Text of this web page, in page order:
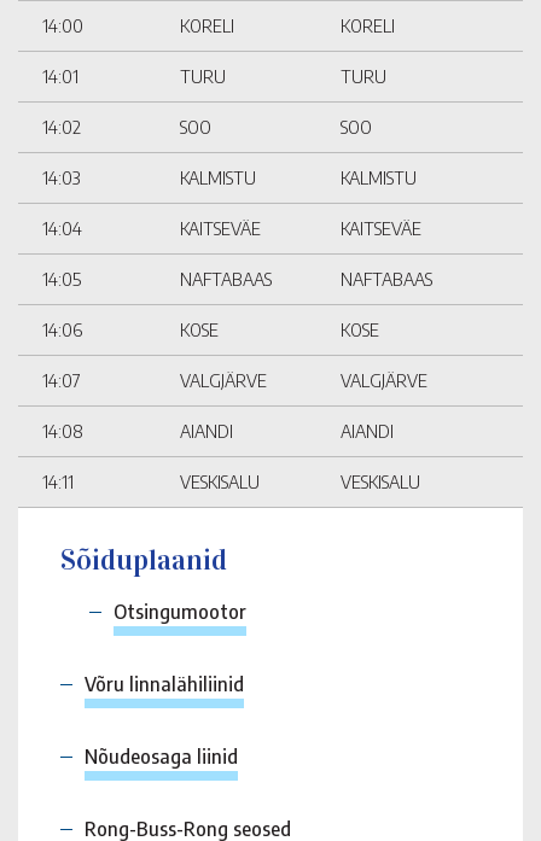
14:00 KORELI KORELI
14:01 TURU TURU
14:02 SOO SOO
14:03 KALMISTU KALMISTU
14:04 KAITSEVÄE KAITSEVÄE
14:05 NAFTABAAS NAFTABAAS
14:06 KOSE KOSE
14:07 VALGJÄRVE VALGJÄRVE
14:08 AIANDI AIANDI
14:11 VESKISALU VESKISALU
Sõiduplaanid
Otsingumootor
Võru linnalähiliinid
Nõudeosaga liinid
Rong-Buss-Rong seosed